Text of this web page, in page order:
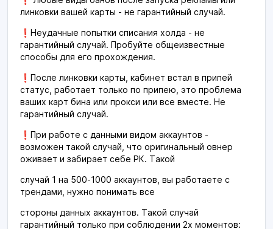
линковки вашей карты - не гарантийный случай.
❗️Неудачные попытки списания холда - не
гарантийный случай. Пробуйте общеизвестные
способы для его прохождения.
❗️После линковки карты, кабинет встал в припей
статус, работает только по припею, это проблема
ваших карт бина или прокси или все вместе. Не
гарантийный случай.
❗️При работе с данными видом аккаунтов -
возможен такой случай, что оригинальный овнер
оживает и забирает себе РК. Такой
случай 1 на 500-1000 аккаунтов, вы работаете с
трендами, нужно понимать все
стороны данных аккаунтов. Такой случай
гарантийный только при соблюдении 2х моментов: